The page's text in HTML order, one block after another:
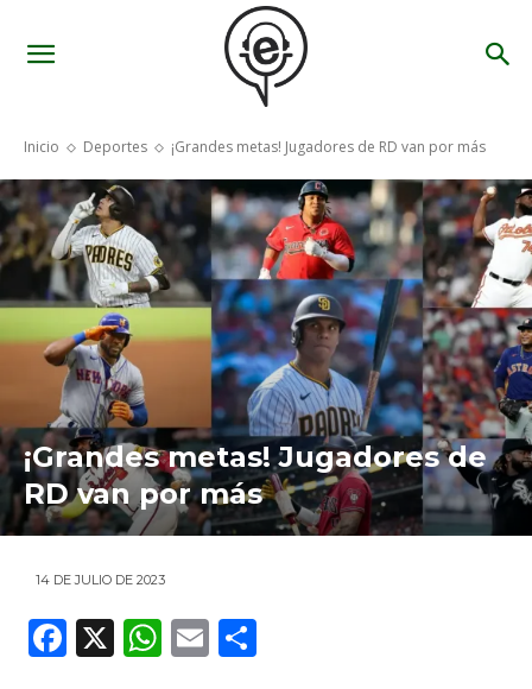
Inicio Deportes ¡Grandes metas! Jugadores de RD van por más
¡Grandes metas! Jugadores de
RD van por más
14 DE JULIO DE 2023
F
X
W E